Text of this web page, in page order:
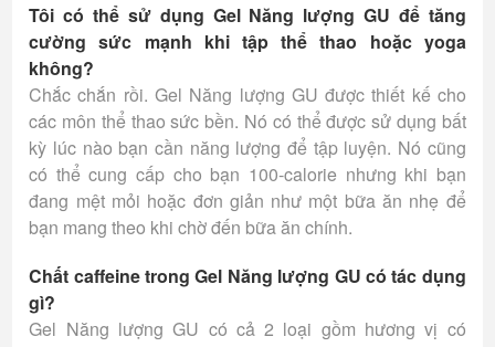
Tôi có thể sử dụng Gel Năng lượng GU để tăng
cường sức mạnh khi tập thể thao hoặc yoga
không?
Chắc chắn rồi. Gel Năng lượng GU được thiết kế cho
các môn thể thao sức bền. Nó có thể được sử dụng bất
kỳ lúc nào bạn cần năng lượng để tập luyện. Nó cũng
có thể cung cấp cho bạn 100-calorie nhưng khi bạn
đang mệt mỏi hoặc đơn giản như một bữa ăn nhẹ để
bạn mang theo khi chờ đến bữa ăn chính.
Chất caffeine trong Gel Năng lượng GU có tác dụng
gì?
Gel Năng lượng GU có cả 2 loại gồm hương vị có